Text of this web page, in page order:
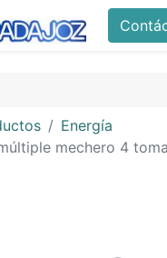
Energía
mechero 4